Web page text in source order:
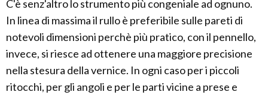
C'è senz'altro lo strumento più congeniale ad ognuno.
In linea di massima il rullo è preferibile sulle pareti di
notevoli dimensioni perchè più pratico, con il pennello,
invece, si riesce ad ottenere una maggiore precisione
nella stesura della vernice. In ogni caso per i piccoli
ritocchi, per gli angoli e per le parti vicine a prese e